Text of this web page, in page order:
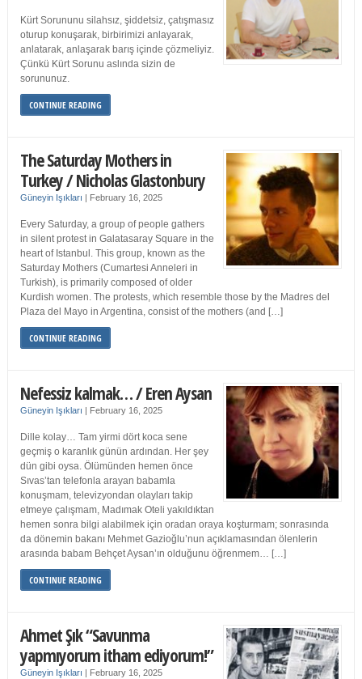
Kürt Sorununu silahsız, şiddetsiz, çatışmasız
oturup konuşarak, birbirimizi anlayarak,
anlatarak, anlaşarak barış içinde çözmeliyiz.
Çünkü Kürt Sorunu aslında sizin de
sorununuz.
CONTINUE READING
The Saturday Mothers in
Turkey / Nicholas Glastonbury
Güneyin Işıkları | February 16, 2025
Every Saturday, a group of people gathers
in silent protest in Galatasaray Square in the
heart of Istanbul. This group, known as the
Saturday Mothers (Cumartesi Anneleri in
Turkish), is primarily composed of older
Kurdish women. The protests, which resemble those by the Madres del
Plaza del Mayo in Argentina, consist of the mothers (and […]
CONTINUE READING
Nefessiz kalmak… / Eren Aysan
Güneyin Işıkları | February 16, 2025
Dille kolay… Tam yirmi dört koca sene
geçmiş o karanlık günün ardından. Her şey
dün gibi oysa. Ölümünden hemen önce
Sıvas’tan telefonla arayan babamla
konuşmam, televizyondan olayları takip
etmeye çalışmam, Madımak Oteli yakıldıktan
hemen sonra bilgi alabilmek için oradan oraya koşturmam; sonrasında
da dönemin bakanı Mehmet Gazioğlu’nun açıklamasından ölenlerin
arasında babam Behçet Aysan’ın olduğunu öğrenmem… […]
CONTINUE READING
Ahmet Şık “Savunma
yapmıyorum itham ediyorum!”
Güneyin Işıkları | February 16, 2025